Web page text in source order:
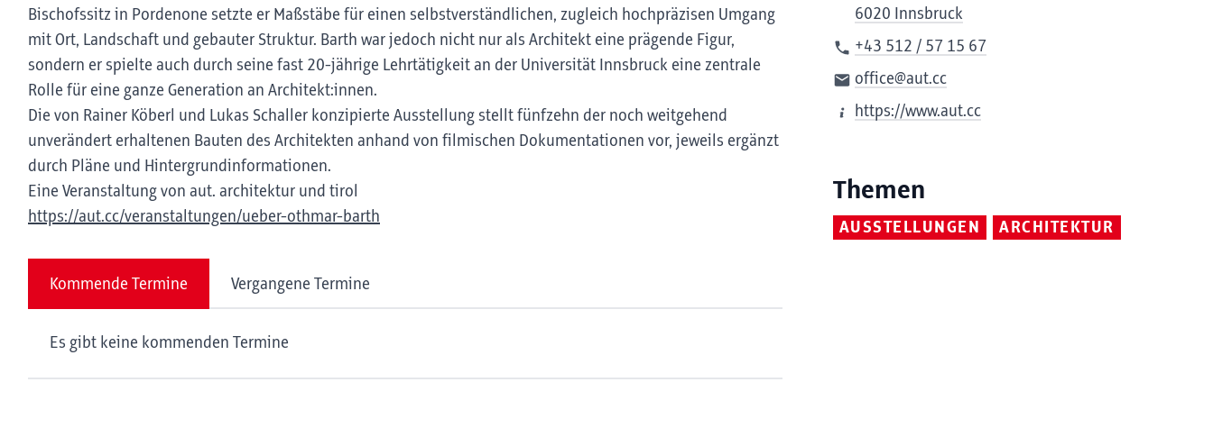
Bischofssitz in Pordenone setzte er Maßstäbe für einen selbstverständlichen, zugleich hochpräzisen Umgang
mit Ort, Landschaft und gebauter Struktur. Barth war jedoch nicht nur als Architekt eine prägende Figur,
sondern er spielte auch durch seine fast 20-jährige Lehrtätigkeit an der Universität Innsbruck eine zentrale
Rolle für eine ganze Generation an Architekt:innen.
Die von Rainer Köberl und Lukas Schaller konzipierte Ausstellung stellt fünfzehn der noch weitgehend
unverändert erhaltenen Bauten des Architekten anhand von filmischen Dokumentationen vor, jeweils ergänzt
durch Pläne und Hintergrundinformationen.
Eine Veranstaltung von aut. architektur und tirol
https://aut.cc/veranstaltungen/ueber-othmar-barth
Kommende Termine Vergangene Termine
Es gibt keine kommenden Termine
6020 Innsbruck
+43 512 / 57 15 67
office@aut.cc
https://www.aut.cc
Themen
AUSSTELLUNGEN ARCHITEKTUR